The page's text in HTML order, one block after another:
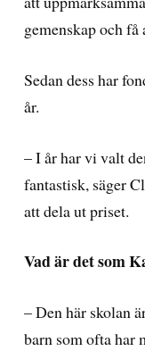
gemenskap och
Sedan dess har
år.
– I år har vi valt
fantastisk, säger
att dela ut priset.
Vad är det som
– Den här skolan
barn som ofta har